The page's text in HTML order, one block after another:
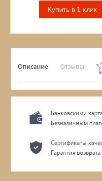
Кухонные уголки
Купить в 1 клик
Описание Отзывы
Банковскими
Безналичным
Сертификаты
Гарантия